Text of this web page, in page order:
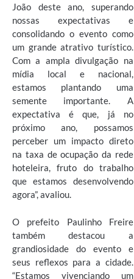
João deste ano, superando
nossas expectativas e
consolidando o evento como
um grande atrativo turístico.
Com a ampla divulgação na
mídia local e nacional,
estamos plantando uma
semente importante. A
expectativa é que, já no
próximo ano, possamos
perceber um impacto direto
na taxa de ocupação da rede
hoteleira, fruto do trabalho
que estamos desenvolvendo
agora”, avaliou.
O prefeito Paulinho Freire
também destacou a
grandiosidade do evento e
seus reflexos para a cidade.
“Estamos vivenciando um